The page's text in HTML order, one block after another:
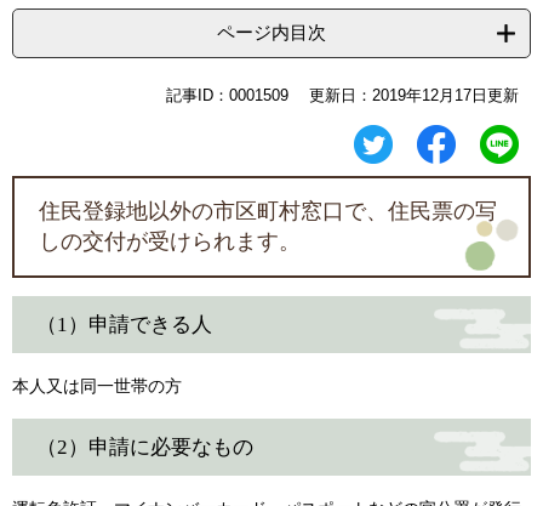
へ
ページ内目次
記事ID：0001509 更新日：2019年12月17日更新
住民登録地以外の市区町村窓口で、住民票の写
しの交付が受けられます。
（1）申請できる人
本人又は同一世帯の方
（2）申請に必要なもの